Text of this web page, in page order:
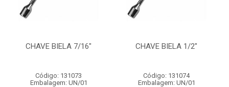
CHAVE BIELA 7/16"
Código: 131073
Embalagem: UN/01
CHAVE BIELA 1/2"
Código: 131074
Embalagem: UN/01